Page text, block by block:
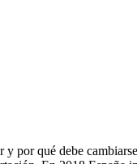
y por qué debe